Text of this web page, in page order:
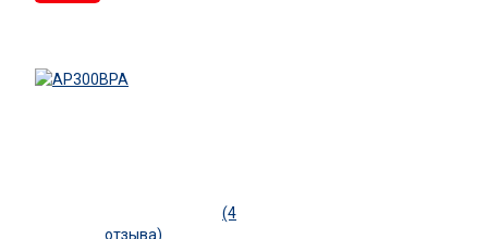
(4
отзыва)